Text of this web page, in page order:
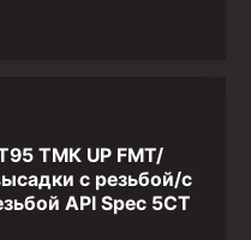
ТМК UP FMT/
с резьбой/с
API Spec 5CT